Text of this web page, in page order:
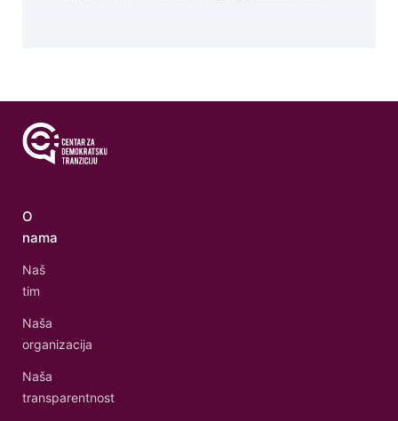
O
nama
Naš
tim
Naša
organizacija
Naša
transparentnost